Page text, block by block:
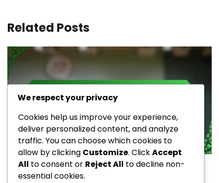
Related Posts
Heldere Slagen in Badminton
We respect your privacy
Cookies help us improve your experience,
deliver personalized content, and analyze
traffic. You can choose which cookies to
allow by clicking Customize. ClickAccept
All to consent or Reject All to decline non-
essential cookies.